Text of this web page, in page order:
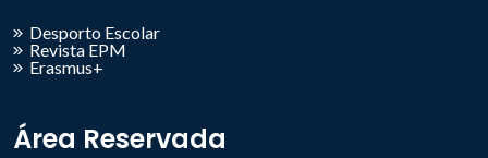
Desporto Escolar
Revista EPM
Erasmus+
Área Reservada